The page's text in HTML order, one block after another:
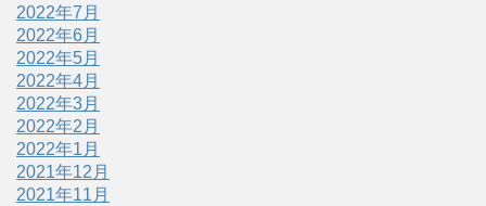
2022年7月
2022年6月
2022年5月
2022年4月
2022年3月
2022年2月
2022年1月
2021年12月
2021年11月